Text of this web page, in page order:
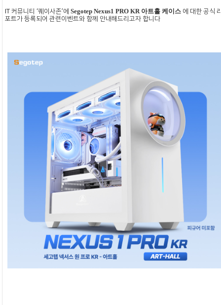
IT커뮤니티 ‘퀘이사존’에Segotep Nexus1 PRO KR 아트홀 케이스 에 대한 공식
포트가 등록되어 관련이벤트와 함께 안내해드리고자 합니다